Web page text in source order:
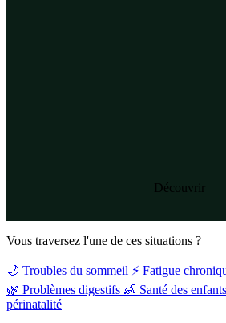
Découvrir
Vous traversez l'une de ces situations ?
🌙 Troubles du sommeil ⚡ Fatigue
🌿 Problèmes digestifs 👶 Santé des enfants
périnatalité